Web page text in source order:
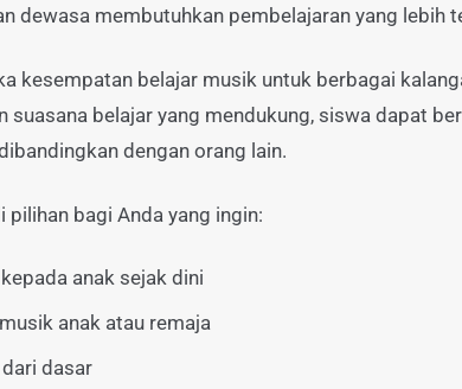
dewasa membutuhkan pembelajaran yang lebih
kesempatan belajar musik untuk berbagai
suasana belajar yang mendukung, siswa dapat
dengan orang lain.
bagi Anda yang ingin:
anak sejak dini
anak atau remaja
dasar